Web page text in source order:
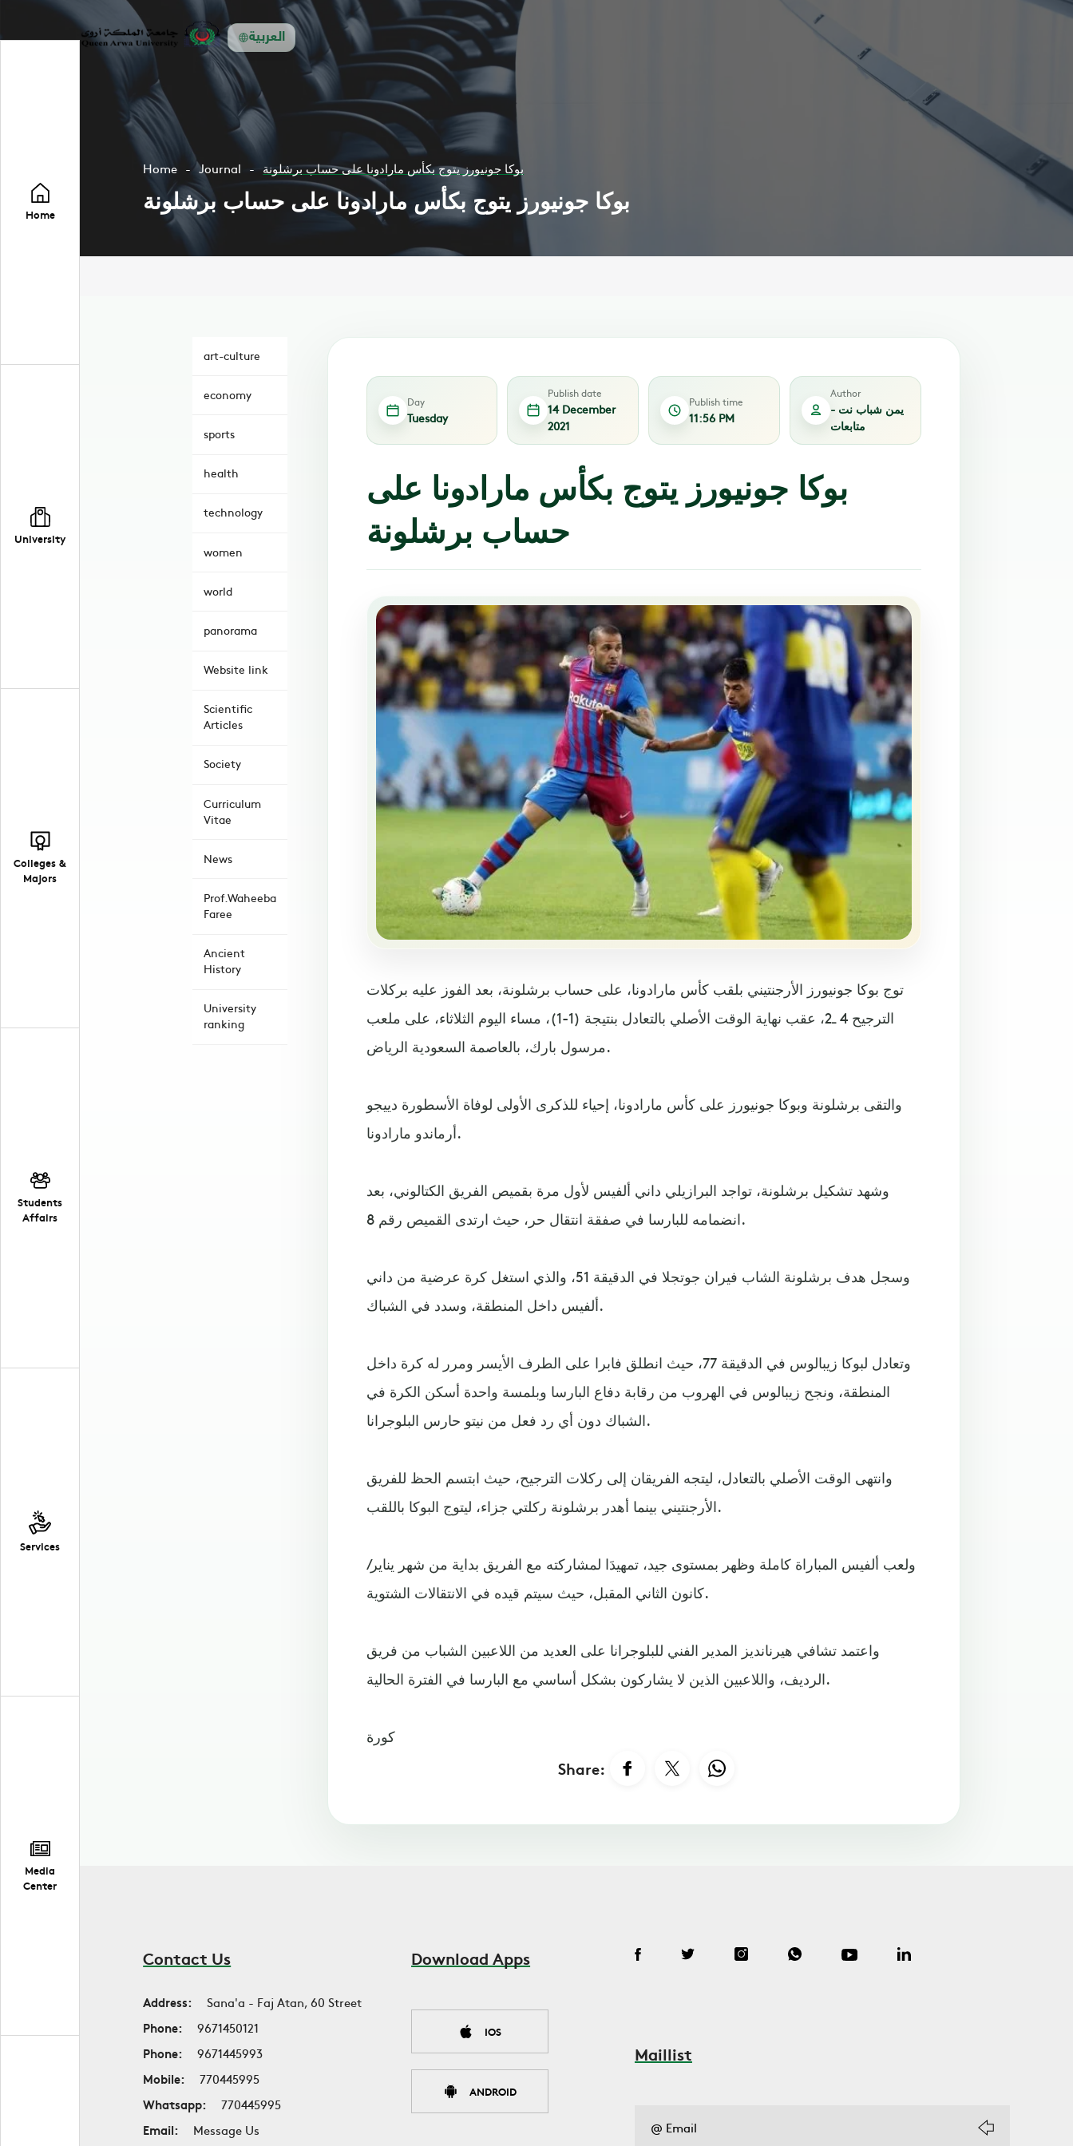
العربية
Home
University
Colleges &
Majors
Students
Affairs
Services
Media
Center
Home Journal بوكا جونيورز يتوج بكأس مارادونا على حساب برشلونة
بوكا جونيورز يتوج بكأس مارادونا على حساب برشلونة
art-culture
economy
sports
health
technology
women
world
panorama
Website link
Scientific
Articles
Society
Curriculum
Vitae
News
Prof.Waheeba
Faree
Ancient
History
University
ranking
Day
Tuesday
Publish date
14 December
2021
Publish time
11:56 PM
Author
يمن شباب نت -
متابعات
بوكا جونيورز يتوج بكأس مارادونا على
حساب برشلونة
توج بوكا جونيورز الأرجنتيني بلقب كأس مارادونا، على حساب برشلونة، بعد الفوز عليه بركلات
الترجيح 4 ـ2، عقب نهاية الوقت الأصلي بالتعادل بنتيجة (1-1)، مساء اليوم الثلاثاء، على ملعب
مرسول بارك، بالعاصمة السعودية الرياض.
والتقى برشلونة وبوكا جونيورز على كأس مارادونا، إحياء للذكرى الأولى لوفاة الأسطورة دييجو
أرماندو مارادونا.
وشهد تشكيل برشلونة، تواجد البرازيلي داني ألفيس لأول مرة بقميص الفريق الكتالوني، بعد
انضمامه للبارسا في صفقة انتقال حر، حيث ارتدى القميص رقم 8.
وسجل هدف برشلونة الشاب فيران جوتجلا في الدقيقة 51، والذي استغل كرة عرضية من داني
ألفيس داخل المنطقة، وسدد في الشباك.
وتعادل لبوكا زيبالوس في الدقيقة 77، حيث انطلق فابرا على الطرف الأيسر ومرر له كرة داخل
المنطقة، ونجح زيبالوس في الهروب من رقابة دفاع البارسا وبلمسة واحدة أسكن الكرة في
الشباك دون أي رد فعل من نيتو حارس البلوجرانا.
وانتهى الوقت الأصلي بالتعادل، ليتجه الفريقان إلى ركلات الترجيح، حيث ابتسم الحظ للفريق
الأرجنتيني بينما أهدر برشلونة ركلتي جزاء، ليتوج البوكا باللقب.
ولعب ألفيس المباراة كاملة وظهر بمستوى جيد، تمهيدَا لمشاركته مع الفريق بداية من شهر يناير/
كانون الثاني المقبل، حيث سيتم قيده في الانتقالات الشتوية.
واعتمد تشافي هيرنانديز المدير الفني للبلوجرانا على العديد من اللاعبين الشباب من فريق
الرديف، واللاعبين الذين لا يشاركون بشكل أساسي مع البارسا في الفترة الحالية.
كورة
Share:
Contact Us
Address:
Sana'a - Faj Atan, 60 Street
Phone:
9671450121
Phone:
9671445993
Mobile:
770445995
Whatsapp:
770445995
Email:
Message Us
Download Apps
IOS
ANDROID
Maillist